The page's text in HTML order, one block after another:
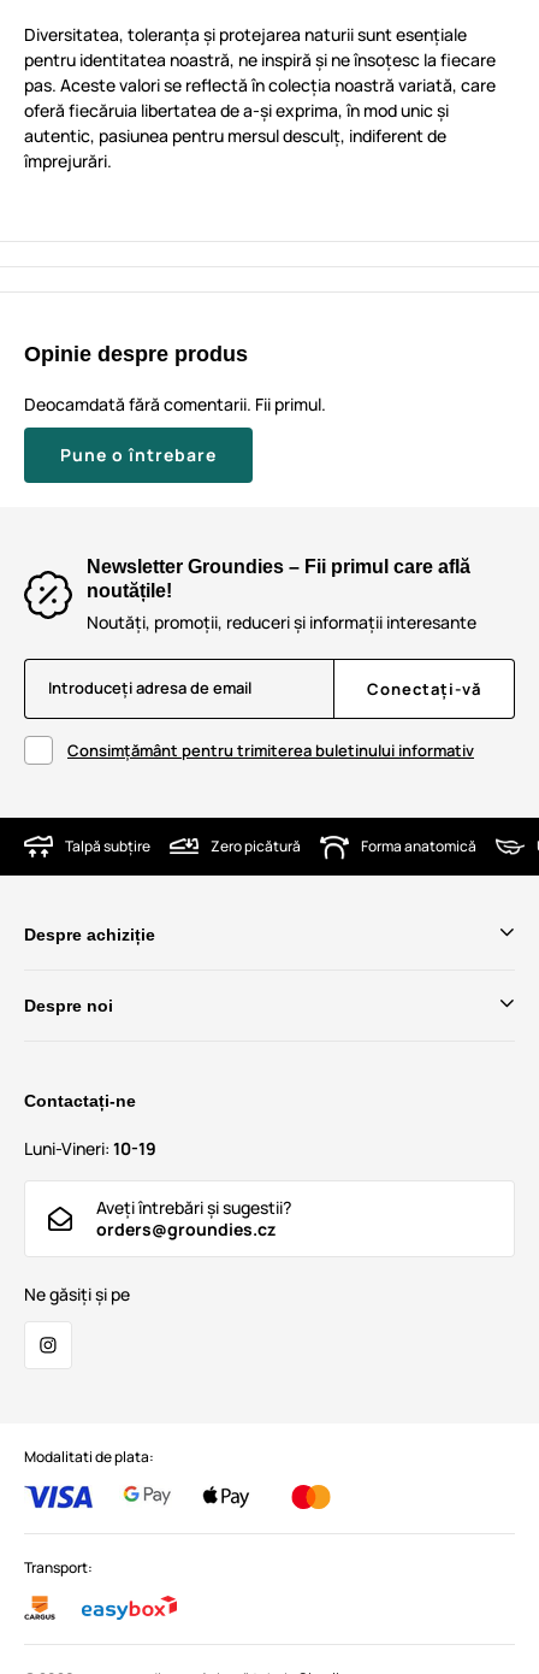
Diversitatea, toleranța și protejarea naturii sunt esențiale
pentru identitatea noastră, ne inspiră și ne însoțesc la fiecare
pas. Aceste valori se reflectă în colecția noastră variată, care
oferă fiecăruia libertatea de a-și exprima, în mod unic și
autentic, pasiunea pentru mersul desculț, indiferent de
împrejurări.
Opinie despre produs
Deocamdată fără comentarii. Fii primul.
Pune o întrebare
Newsletter Groundies – Fii primul care află
noutățile!
Noutăți, promoții, reduceri și informații interesante
Introduceți adresa de email Conectați-vă
Consimțământ pentru trimiterea buletinului informativ
Talpă subțire Zero picătură Forma anatomică
Despre achiziție
Despre noi
Contactați-ne
Luni-Vineri: 10-19
Aveți întrebări și sugestii?
orders@groundies.cz
Ne găsiți și pe
Modalitati de plata:
Transport: